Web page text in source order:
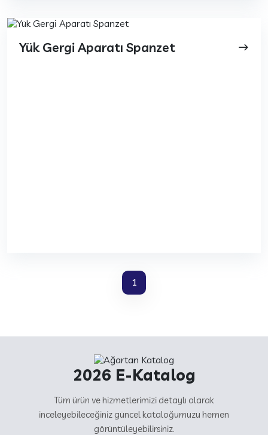
Yük Gergi Aparatı Spanzet east
1
2026 E-Katalog
Tüm ürün ve hizmetlerimizi detaylı olarak
inceleyebileceğiniz güncel kataloğumuzu hemen
görüntüleyebilirsiniz.